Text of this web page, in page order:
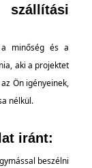
a minőség és a
aki a projektet
Ön igényeinek,
nélkül.
iránt:
beszélni